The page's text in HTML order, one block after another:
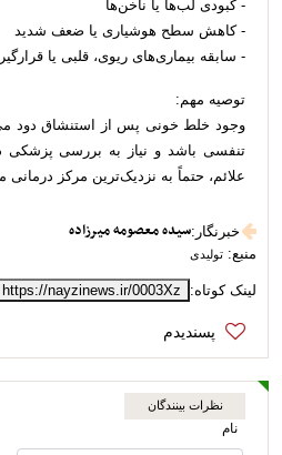
- کبودی لب‌ها یا ناخن‌ها
- کاهش سطح هوشیاری یا ضعف شدید
- سابقه بیماری‌های ریوی، قلبی یا
توصیه مهم:
وجود خلط خونی پس از استنشاق دود
تنفسی باشد و نیاز به بررسی پزشکی
علائم، حتماً به نزدیک‌ترین مرکز درمانی
خبرنگار :سیده معصومه میرزاده
منبع: تولیدی
لینک کوتاه: https://nayzinews.ir/0003Xz
نظرات بینندگان
نام